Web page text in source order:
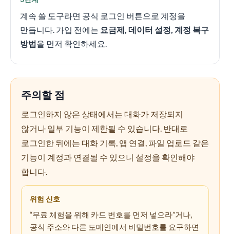
계속 쓸 도구라면 공식 로그인 버튼으로 계정을
만듭니다. 가입 전에는 요금제, 데이터 설정, 계정 복구
방법을 먼저 확인하세요.
주의할 점
로그인하지 않은 상태에서는 대화가 저장되지
않거나 일부 기능이 제한될 수 있습니다. 반대로
로그인한 뒤에는 대화 기록, 앱 연결, 파일 업로드 같은
기능이 계정과 연결될 수 있으니 설정을 확인해야
합니다.
위험 신호
“무료 체험을 위해 카드 번호를 먼저 넣으라”거나,
공식 주소와 다른 도메인에서 비밀번호를 요구하면